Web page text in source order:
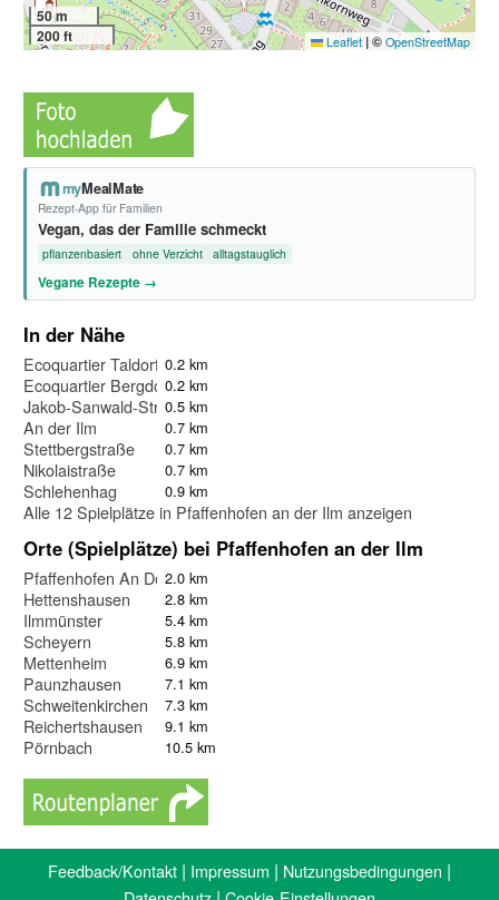
50 m
200 ft
Leaflet |© OpenStreetMap
myMealMate
Rezept-App für Familien
Vegan, das der Familie schmeckt
pflanzenbasiert ohne Verzicht alltagstauglich
Vegane Rezepte →
In der Nähe
Ecoquartier Taldorf 0.2 km
Ecoquartier Bergdorf0.2 km
Jakob-Sanwald-Straße0.5 km
An der Ilm 0.7 km
Stettbergstraße 0.7 km
Nikolaistraße 0.7 km
Schlehenhag 0.9 km
Alle 12 Spielplätze in Pfaffenhofen an der Ilm anzeigen
Orte (Spielplätze) bei Pfaffenhofen an der Ilm
Pfaffenhofen An Der Ilm
2.0 km
Hettenshausen 2.8 km
Ilmmünster 5.4 km
Scheyern 5.8 km
Mettenheim 6.9 km
Paunzhausen 7.1 km
Schweitenkirchen 7.3 km
Reichertshausen 9.1 km
Pörnbach 10.5 km
Feedback/Kontakt | Impressum | Nutzungsbedingungen |